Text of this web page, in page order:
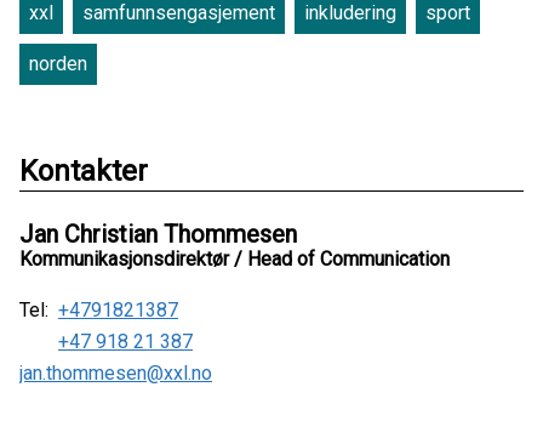
xxl samfunnsengasjement inkludering sport
norden
Kontakter
Jan Christian Thommesen
Kommunikasjonsdirektør / Head of Communication
Tel: +4791821387
+47 918 21 387
jan.thommesen@xxl.no